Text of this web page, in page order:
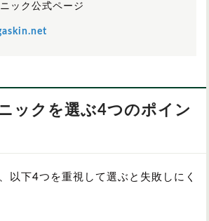
ック公式ページ
ックを選ぶ4つのポイン
以下4つを重視して選ぶと失敗しにく